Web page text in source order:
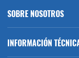
SOBRE NOSOTROS
INFORMACIÓN